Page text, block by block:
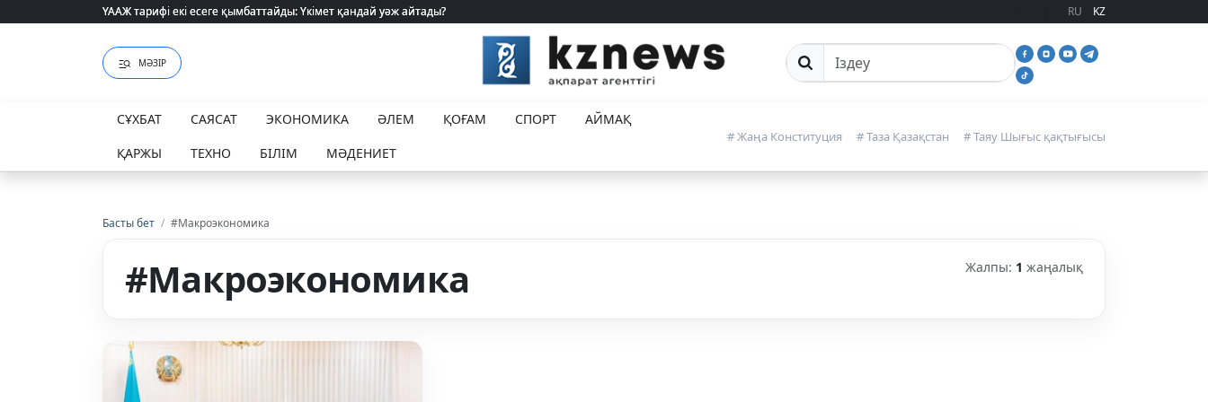
ҮААЖ тарифі екі есеге қымбаттайды: Үкімет қандай уәж айтады?
ҮААЖ тарифі екі есеге қымбаттайды: Үкімет қандай уәж айтады? RU KZ
МӘЗІР Сайттан іздеу
СҰХБАТ САЯСАТ ЭКОНОМИКА ӘЛЕМ ҚОҒАМ СПОРТ
АЙМАҚ
ҚАРЖЫ
ТЕХНО БІЛІМ МӘДЕНИЕТ
# Жаңа Конституция # Таза Қазақстан # Таяу Шығыс қақтығысы
Басты бет / #Макроэкономика
#Макроэкономика Жалпы: 1 жаңалық